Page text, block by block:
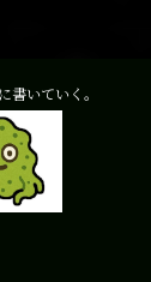
いていく。